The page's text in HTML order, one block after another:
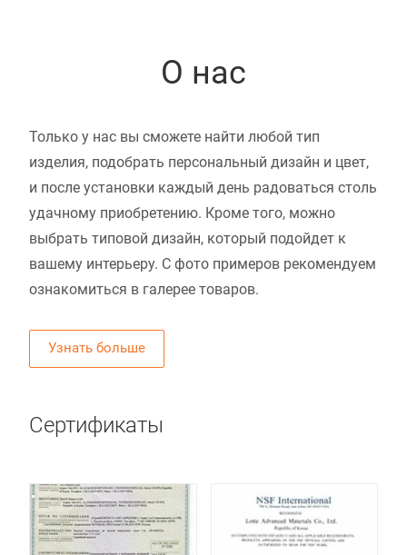
О нас
Только у нас вы сможете найти любой тип
изделия, подобрать персональный дизайн и цвет,
и после установки каждый день радоваться столь
удачному приобретению. Кроме того, можно
выбрать типовой дизайн, который подойдет к
вашему интерьеру. С фото примеров рекомендуем
ознакомиться в галерее товаров.
Узнать больше
Сертификаты